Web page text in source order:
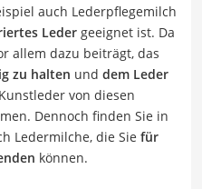
auch Lederpflegemilch
Leder geeignet ist. Da
allem dazu beiträgt, das
zu halten und dem Leder
von diesen
Dennoch finden Sie in
Ledermilche, die Sie für
können.